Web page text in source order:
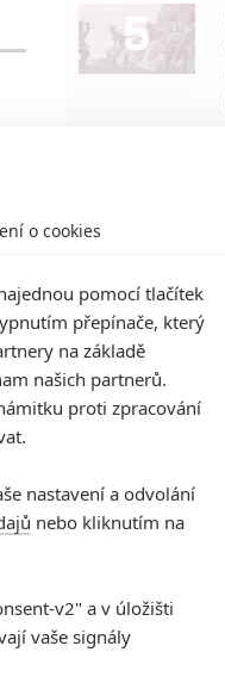
5
8
POSLEDNÍ
3ČLÁNEK |
Marvel nečekaně
433
拆彈專家
o cookies
pomocí tlačítek
přepínače, který
na základě
našich partnerů.
proti zpracování
nastavení a odvolání
nebo kliknutím na
v2" a v úložišti
vaše signály